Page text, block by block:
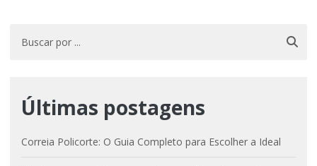
Últimas postagens
Correia Policorte: O Guia Completo para Escolher a Ideal